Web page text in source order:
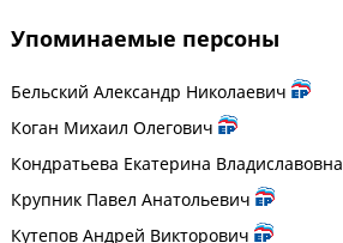
Упоминаемые персоны
Бельский Александр Николаевич
Коган Михаил Олегович
Кондратьева Екатерина Владиславовна
Крупник Павел Анатольевич
Кутепов Андрей Викторович